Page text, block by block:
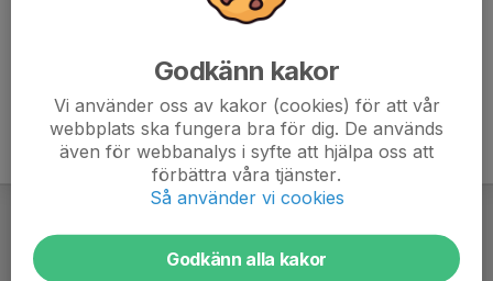
Godkänn kakor
Vi använder oss av kakor (cookies) för att vår
webbplats ska fungera bra för dig. De används
även för webbanalys i syfte att hjälpa oss att
förbättra våra tjänster.
Så använder vi cookies
Godkänn alla kakor